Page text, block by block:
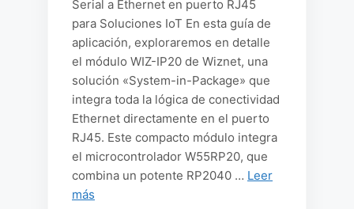
Serial a Ethernet en puerto RJ45
para Soluciones IoT En esta guía de
aplicación, exploraremos en detalle
el módulo WIZ-IP20 de Wiznet, una
solución «System-in-Package» que
integra toda la lógica de conectividad
Ethernet directamente en el puerto
RJ45. Este compacto módulo integra
el microcontrolador W55RP20, que
combina un potente RP2040 … Leer
más